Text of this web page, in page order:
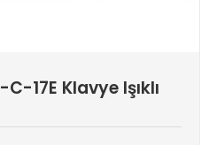
17E Klavye Işıklı